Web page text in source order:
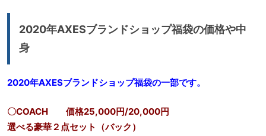
2020年AXESブランドショップ福袋の価格や中
身
2020年AXESブランドショップ福袋の一部です。
〇COACH 価格25,000円/20,000円
選べる豪華２点セット（バック）